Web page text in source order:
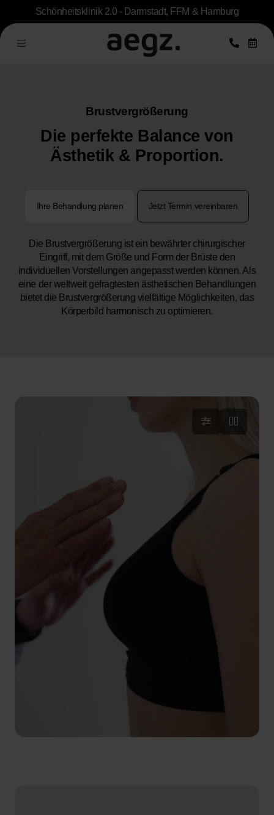
Schönheitsklinik 2.0 - Darmstadt, FFM & Hamburg
Brustvergrößerung
Die perfekte Balance von
Ästhetik & Proportion.
Ihre Behandlung planen Jetzt Termin vereinbaren
Die Brustvergrößerung ist ein bewährter chirurgischer
Eingriff, mit dem Größe und Form der Brüste den
individuellen Vorstellungen angepasst werden können. Als
eine der weltweit gefragtesten ästhetischen Behandlungen
bietet die Brustvergrößerung vielfältige Möglichkeiten, das
Körperbild harmonisch zu optimieren.